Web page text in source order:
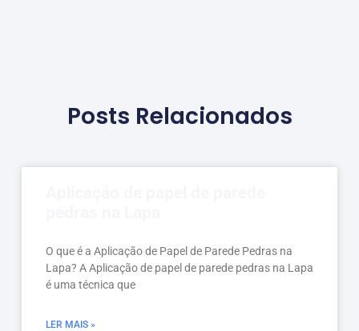
Posts Relacionados
O que é a Aplicação de Papel de Parede Pedras na
Lapa? A Aplicação de papel de parede pedras na Lapa
é uma técnica que
LER MAIS »